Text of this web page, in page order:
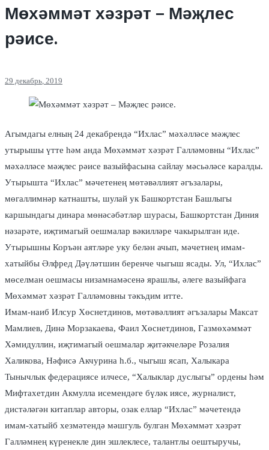
Мөхәммәт хәзрәт – Мәҗлес
рәисе.
29 декабрь, 2019
Агымдагы елның 24 декабрендә “Ихлас” мәхәлләсе мәҗлес
утырышы үтте һәм анда Мөхәммәт хәзрәт Галләмовны “Ихлас”
мәхәлләсе мәҗлес рәисе вазыйфасына сайлау мәсьәләсе каралды.
Утырышта “Ихлас” мәчетенең мөтәвәллият әгъзалары,
мөгаллимнәр катнашты, шулай ук Башкортстан Башлыгы
каршындагы динара мөнәсәбәтләр шурасы, Башкортстан Диния
нәзарәте, иҗтимагый оешмалар вәкилләре чакырылган иде.
Утырышны Коръән аятләре уку белән ачып, мәчетнең имам-
хатыйбы Әлфред Дәүләтшин беренче чыгыш ясады. Ул, “Ихлас”
мөселман оешмасы низамнамәсенә ярашлы, әлеге вазыйфага
Мөхәммәт хәзрәт Галләмовны тәкъдим итте.
Имам-наиб Илсур Хөснетдинов, мөтәвәллият әгъзалары Максат
Мамлиев, Динә Морзакаева, Фаил Хөснетдинов, Газмөхәммәт
Хәмидуллин, иҗтимагый оешмалар җитәкчеләре Розалия
Халикова, Нәфисә Акчурина һ.б., чыгыш ясап, Халыкара
Тынычлык федерациясе илчесе, “Халыклар дуслыгы” ордены һәм
Мифтахетдин Акмулла исемендәге бүләк иясе, журналист,
дистәләгән китаплар авторы, озак еллар “Ихлас” мәчетендә
имам-хатыйб хезмәтендә мәшгуль булган Мөхәммәт хәзрәт
Галләмнең күренекле дин эшлеклесе, талантлы оештыручы,